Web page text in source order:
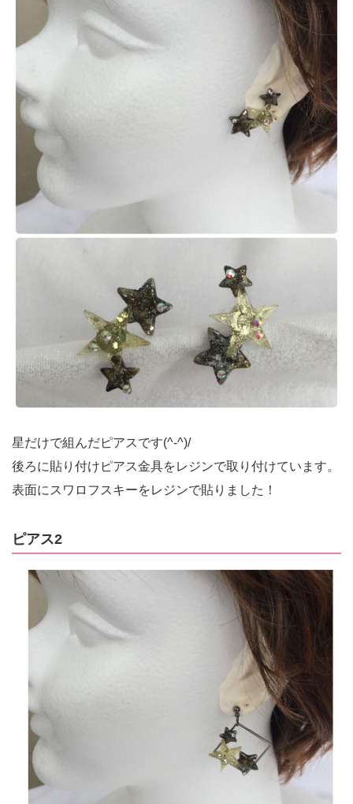
星だけで組んだピアスです(^-^)/
後ろに貼り付けピアス金具をレジンで取り付けています。
表面にスワロフスキーをレジンで貼りました！
ピアス2